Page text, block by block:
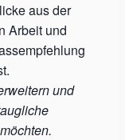
aus der
Arbeit und
und